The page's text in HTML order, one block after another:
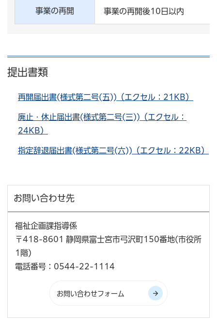
事業の再開 事業の再開後10日以内
提出書類
再開届出書(様式第二号(五))（エクセル：21KB）
廃止・休止届出書(様式第二号(三))（エクセル：
24KB）
指定辞退届出書(様式第二号(六))（エクセル：22KB）
お問い合わせ先
福祉企画課指導係
〒418-8601 静岡県富士宮市弓沢町150番地(市役所
1階)
電話番号：0544-22-1114